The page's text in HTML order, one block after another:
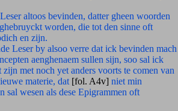
altoos bevinden, datter gheen woorden
worden, die tot den sinne oft
en zijn.
Leser by alsoo verre dat ick bevinden mach
aenghenaem sullen sijn, soo sal ick
zijn met noch yet anders voorts te comen van
materie, dat [fol. A4v] niet min
sal wesen als dese Epigrammen oft